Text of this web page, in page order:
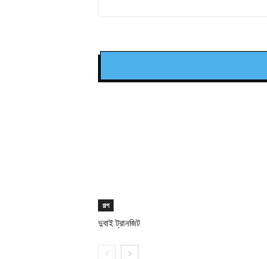
গল্প
দুবাই ট্রানজিট